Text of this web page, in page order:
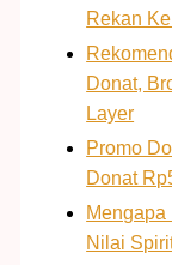
Rekan
Donat,
Layer
Promo
Donat
Mengapa
Nilai